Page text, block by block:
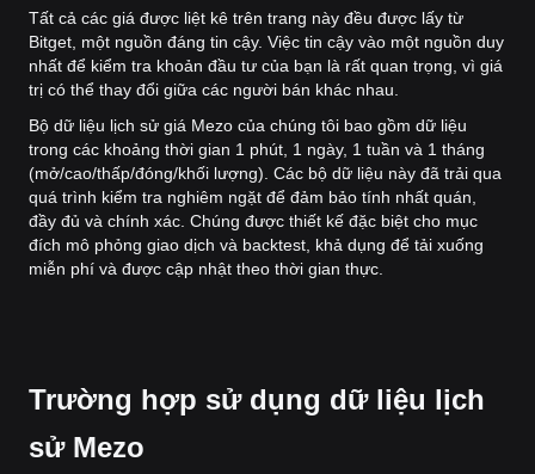
Tất cả các giá được liệt kê trên trang này đều được lấy từ
Bitget, một nguồn đáng tin cậy. Việc tin cậy vào một nguồn duy
nhất để kiểm tra khoản đầu tư của bạn là rất quan trọng, vì giá
trị có thể thay đổi giữa các người bán khác nhau.
Bộ dữ liệu lịch sử giá Mezo của chúng tôi bao gồm dữ liệu
trong các khoảng thời gian 1 phút, 1 ngày, 1 tuần và 1 tháng
(mở/cao/thấp/đóng/khối lượng). Các bộ dữ liệu này đã trải qua
quá trình kiểm tra nghiêm ngặt để đảm bảo tính nhất quán,
đầy đủ và chính xác. Chúng được thiết kế đặc biệt cho mục
đích mô phỏng giao dịch và backtest, khả dụng để tải xuống
miễn phí và được cập nhật theo thời gian thực.
Trường hợp sử dụng dữ liệu lịch
sử Mezo